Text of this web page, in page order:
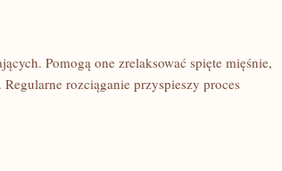
Pomogą one​ zrelaksować spięte ‍mięśnie,‌
rozciąganie przyspieszy proces